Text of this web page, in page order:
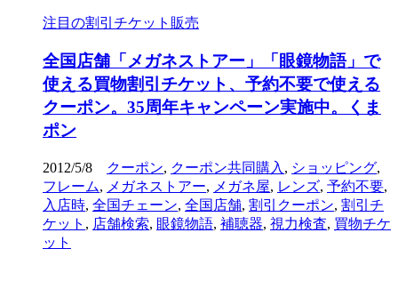
注目の割引チケット販売
全国店舗「メガネストアー」「眼鏡物語」で
使える買物割引チケット、予約不要で使える
クーポン。35周年キャンペーン実施中。くま
ポン
2012/5/8 クーポン, クーポン共同購入 , ショッピング,
フレーム, メガネストアー, メガネ屋, レンズ, 予約不要,
入店時, 全国チェーン, 全国店舗, 割引クーポン, 割引チ
ケット , 店舗検索, 眼鏡物語, 補聴器, 視力検査, 買物チケ
ット